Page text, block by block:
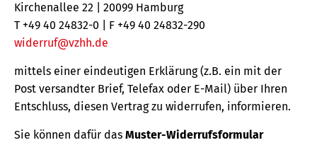
Kirchenallee 22 | 20099 Hamburg
T +49 40 24832-0 | F +49 40 24832-290
widerruf@vzhh.de
mittels einer eindeutigen Erklärung (z.B. ein mit der
Post versandter Brief, Telefax oder E-Mail) über Ihren
Entschluss, diesen Vertrag zu widerrufen, informieren.
Sie können dafür das Muster-Widerrufsformular